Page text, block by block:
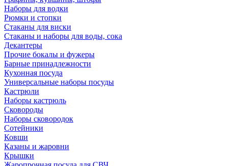
Наборы для водки
Рюмки и стопки
Стаканы для виски
Стаканы и наборы для воды, сока
Декантеры
Прочие бокалы и фужеры
Барные принадлежности
Кухонная посуда
Универсальные наборы посуды
Кастрюли
Наборы кастрюль
Сковороды
Наборы сковородок
Сотейники
Ковши
Казаны и жаровни
Крышки